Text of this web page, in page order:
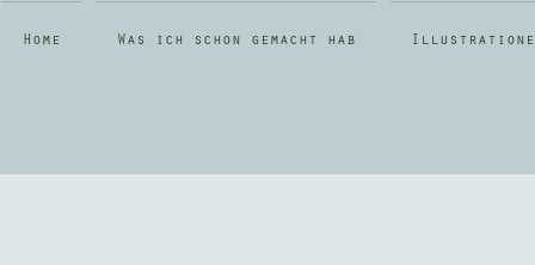
Home Was ich schon gemacht hab